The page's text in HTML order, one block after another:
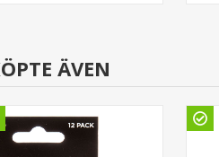
ÄVEN